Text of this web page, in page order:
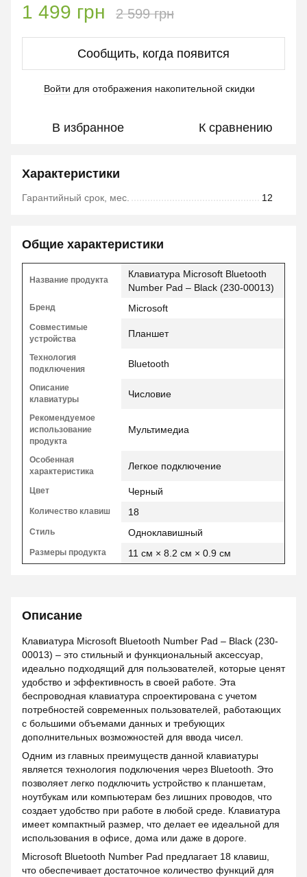
1 499 грн 2 599 грн
Сообщить, когда появится
Войти для отображения накопительной скидки
В избранное К сравнению
Характеристики
Гарантийный срок, мес. 12
Общие характеристики
Название продукта
Клавиатура Microsoft Bluetooth
Number Pad – Black (230-00013)
Бренд Microsoft
Совместимые
устройства
Планшет
Технология
подключения
Bluetooth
Описание
клавиатуры
Числовие
Рекомендуемое
использование
продукта
Мультимедиа
Особенная
характеристика
Легкое подключение
Цвет Черный
Количество клавиш 18
Стиль Одноклавишный
Размеры продукта 11 см × 8.2 см × 0.9 см
Описание
Клавиатура Microsoft Bluetooth Number Pad – Black (230-
00013) – это стильный и функциональный аксессуар,
идеально подходящий для пользователей, которые ценят
удобство и эффективность в своей работе. Эта
беспроводная клавиатура спроектирована с учетом
потребностей современных пользователей, работающих
с большими объемами данных и требующих
дополнительных возможностей для ввода чисел.
Одним из главных преимуществ данной клавиатуры
является технология подключения через Bluetooth. Это
позволяет легко подключить устройство к планшетам,
ноутбукам или компьютерам без лишних проводов, что
создает удобство при работе в любой среде. Клавиатура
имеет компактный размер, что делает ее идеальной для
использования в офисе, дома или даже в дороге.
Microsoft Bluetooth Number Pad предлагает 18 клавиш,
что обеспечивает достаточное количество функций для